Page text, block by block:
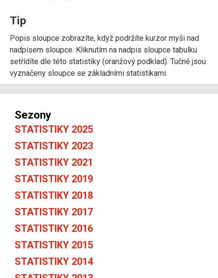
Tip
Popis sloupce zobrazíte, když podržíte kurzor myši nad
nadpisem sloupce. Kliknutím na nadpis sloupce tabulku
setřídíte dle této statistiky (oranžový podklad). Tučně jsou
vyznačeny sloupce se základními statistikami.
Sezony
STATISTIKY 2025
STATISTIKY 2023
STATISTIKY 2021
STATISTIKY 2019
STATISTIKY 2018
STATISTIKY 2017
STATISTIKY 2016
STATISTIKY 2015
STATISTIKY 2014